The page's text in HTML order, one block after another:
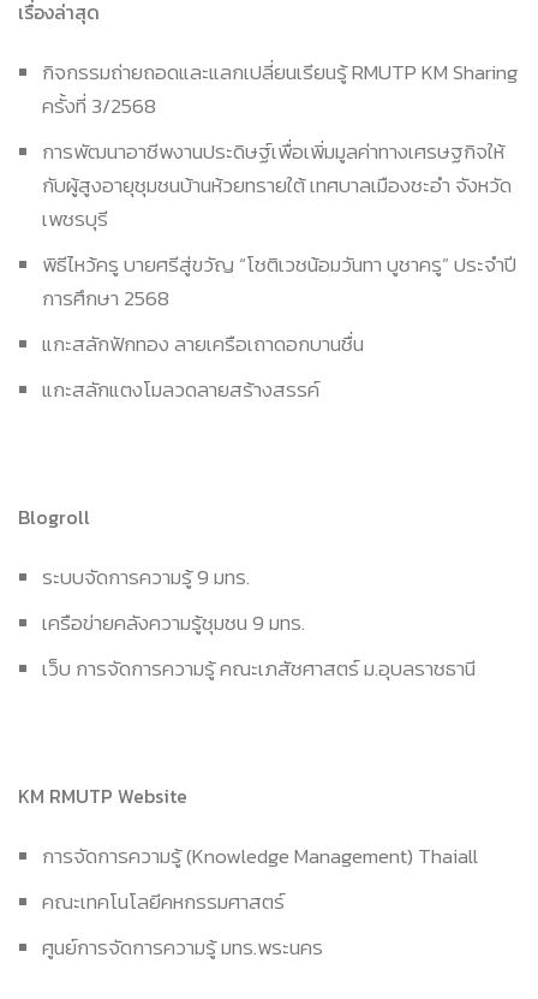
เรื่องล่าสุด
กิจกรรมถ่ายถอดและแลกเปลี่ยนเรียนรู้ RMUTP KM Sharing
ครั้งที่ 3/2568
การพัฒนาอาชีพงานประดิษฐ์เพื่อเพิ่มมูลค่าทางเศรษฐกิจให้
กับผู้สูงอายุชุมชนบ้านห้วยทรายใต้ เทศบาลเมืองชะอำ จังหวัด
เพชรบุรี
พิธีไหว้ครู บายศรีสู่ขวัญ “โชติเวชน้อมวันทา บูชาครู” ประจำปี
การศึกษา 2568
แกะสลักฟักทอง ลายเครือเถาดอกบานชื่น
แกะสลักแตงโมลวดลายสร้างสรรค์
Blogroll
ระบบจัดการความรู้ 9 มทร.
เครือข่ายคลังความรู้ชุมชน 9 มทร.
เว็บ การจัดการความรู้ คณะเภสัชศาสตร์ ม.อุบลราชธานี
KM RMUTP Website
การจัดการความรู้ (Knowledge Management) Thaiall
คณะเทคโนโลยีคหกรรมศาสตร์
ศูนย์การจัดการความรู้ มทร.พระนคร